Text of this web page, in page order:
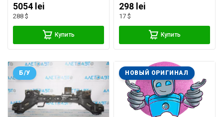
5054 lei
288 $
Купить
298 lei
17 $
Купить
Б/У НОВЫЙ ОРИГИНАЛ